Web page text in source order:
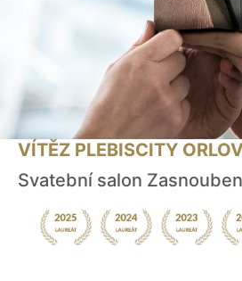
VÍTĚZ PLEBISCITY
Svatební salon